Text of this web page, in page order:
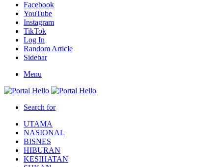
Facebook
YouTube
Instagram
TikTok
Log In
Random Article
Sidebar
Menu
Search for
UTAMA
NASIONAL
BISNES
HIBURAN
KESIHATAN